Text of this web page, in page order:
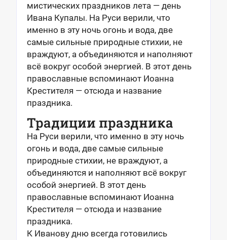
мистических праздников лета — день
Ивана Купалы. На Руси верили, что
именно в эту ночь огонь и вода, две
самые сильные природные стихии, не
враждуют, а объединяются и наполняют
всё вокруг особой энергией. В этот день
православные вспоминают Иоанна
Крестителя — отсюда и название
праздника.
Традиции праздника
На Руси верили, что именно в эту ночь
огонь и вода, две самые сильные
природные стихии, не враждуют, а
объединяются и наполняют всё вокруг
особой энергией. В этот день
православные вспоминают Иоанна
Крестителя — отсюда и название
праздника.
К Иванову дню всегда готовились